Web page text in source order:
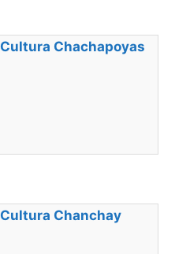
Cultura Chachapoyas
Cultura Chanchay